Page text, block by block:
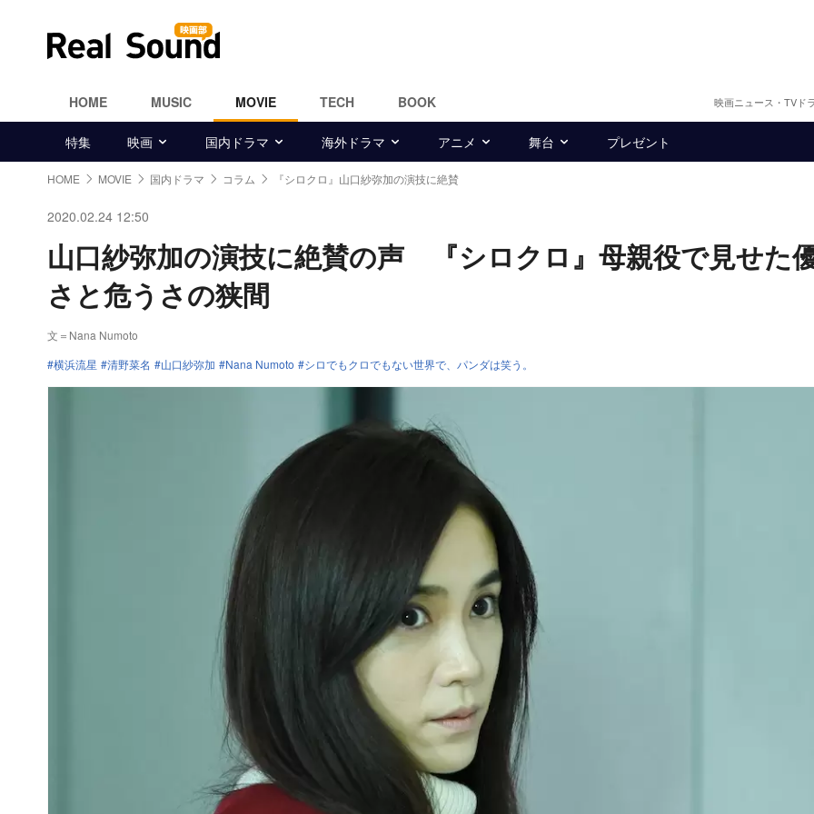
HOME MUSIC MOVIE TECH BOOK 映画ニュース・TVド
特集 映画 国内ドラマ 海外ドラマ アニメ 舞台 プレゼント
HOME MOVIE 国内ドラマ コラム 『シロクロ』山口紗弥加の演技に絶賛
2020.02.24 12:50
山口紗弥加の演技に絶賛の声 『シロクロ』母親役で見せた
さと危うさの狭間
文＝Nana Numoto
横浜流星
清野菜名 山口紗弥加 Nana Numoto シロでもクロでもない世界で、パンダは笑う。